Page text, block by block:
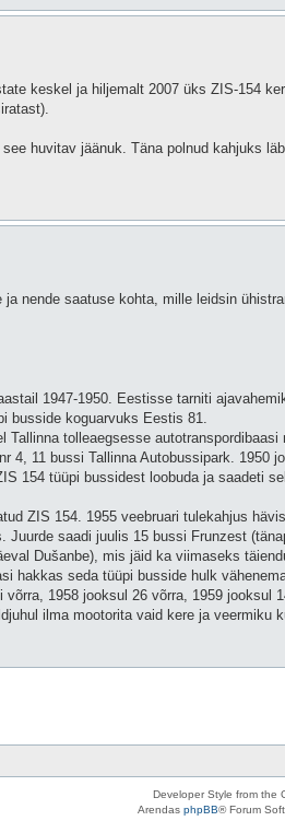
keskel ja hiljemalt 2007 üks ZIS-154
huvitav jäänuk. Täna polnud kahjuks
nende saatuse kohta, mille leidsin
1947-1950. Eestisse tarniti
busside koguarvuks Eestis 81.
tolleaegsesse
11 bussi Tallinna Autobussipark. 1950
154 tüüpi bussidest loobuda ja saadeti
ZIS 154. 1955 veebruari tulekahjus
saadi juulis 15 bussi Frunzest
Dušanbe), mis jäid ka viimaseks
hakkas seda tüüpi busside hulk
1958 jooksul 26 võrra, 1959 jooksul
ilma mootorita vaid kere ja
Developer Style from the
Arendas phpBB® Forum